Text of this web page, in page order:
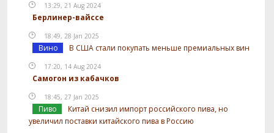
13:29, 21 Aug 2024
Берлинер-вайссе
18:49, 28 Jan 2025
Вино В США стали покупать меньше премиальных вин
17:20, 14 Aug 2024
Самогон из кабачков
18:45, 27 Jan 2025
Пиво
Китай снизил импорт российского пива, но
увеличил поставки китайского пива в Россию